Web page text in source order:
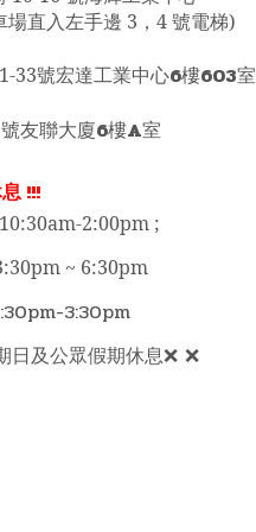
直入左手邊 3，4 號電梯)
33號宏達工業中心6樓603室
友聯大廈6樓A室
!!!
2:00pm ;
6:30pm
3:30pm
日及公眾假期休息❌ ❌